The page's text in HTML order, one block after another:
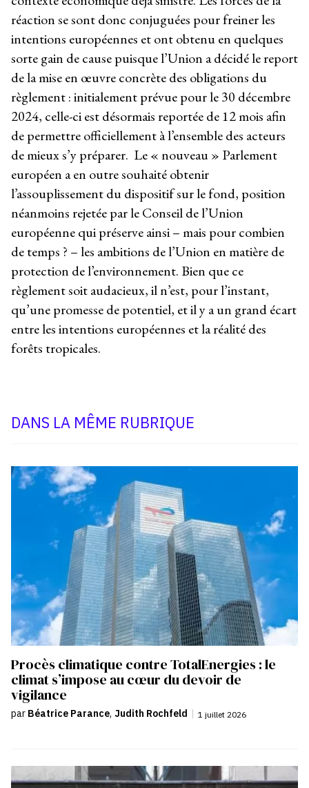
réaction se sont donc conjuguées pour freiner les
intentions européennes et ont obtenu en quelques
sorte gain de cause puisque l’Union a décidé le report
de la mise en œuvre concrète des obligations du
règlement : initialement prévue pour le 30 décembre
2024, celle-ci est désormais reportée de 12 mois afin
de permettre officiellement à l’ensemble des acteurs
de mieux s’y préparer. Le « nouveau » Parlement
européen a en outre souhaité obtenir
l’assouplissement du dispositif sur le fond, position
néanmoins rejetée par le Conseil de l’Union
européenne qui préserve ainsi – mais pour combien
de temps ? – les ambitions de l’Union en matière de
protection de l’environnement. Bien que ce
règlement soit audacieux, il n’est, pour l’instant,
qu’une promesse de potentiel, et il y a un grand écart
entre les intentions européennes et la réalité des
forêts tropicales.
DANS LA MÊME RUBRIQUE
Procès climatique contre TotalEnergies : le
climat s’impose au cœur du devoir de
vigilance
par Béatrice Parance, Judith Rochfeld | 1 juillet 2026